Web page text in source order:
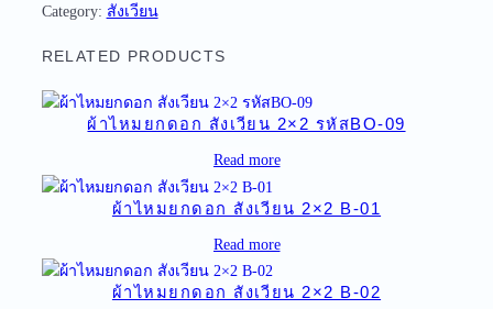
Category: สังเวียน
RELATED PRODUCTS
ผ้าไหมยกดอก สังเวียน 2×2 รหัสBO-09
Read more
ผ้าไหมยกดอก สังเวียน 2×2 B-01
Read more
ผ้าไหมยกดอก สังเวียน 2×2 B-02